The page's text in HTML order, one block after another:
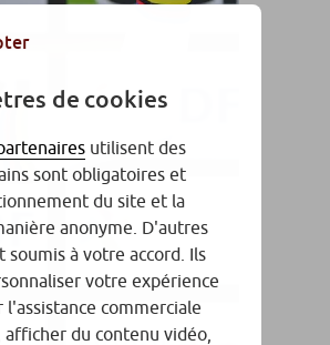
de cookies
utilisent des
sont obligatoires et
du site et la
anonyme. D'autres
soumis à votre accord. Ils
votre expérience
commerciale
du contenu vidéo,